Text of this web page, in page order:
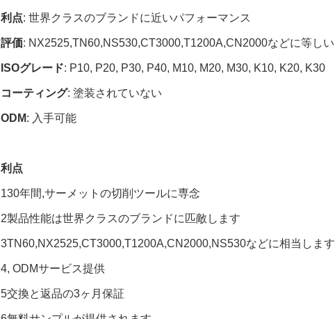
利点: 世界クラスのブランドに近いパフォーマンス
評価: NX2525,TN60,NS530,CT3000,T1200A,CN2000などに等しい
ISOグレード: P10, P20, P30, P40, M10, M20, M30, K10, K20, K30
コーティング: 塗装されていない
ODM: 入手可能
利点
130年間,サーメットの切削ツールに専念
2製品性能は世界クラスのブランドに匹敵します
3TN60,NX2525,CT3000,T1200A,CN2000,NS530などに相当します
4, ODMサービス提供
5交換と返品の3ヶ月保証